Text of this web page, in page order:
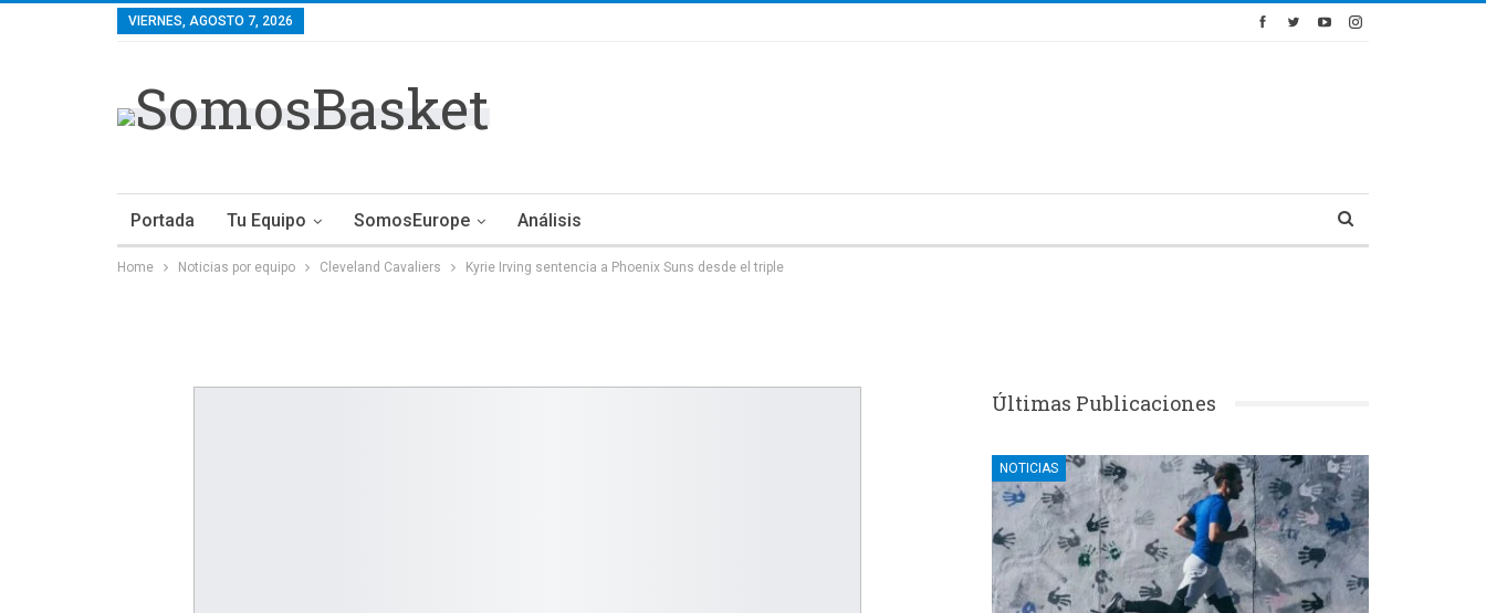
VIERNES, AGOSTO 7, 2026
Portada Tu Equipo SomosEurope Análisis
Home Noticias por equipo Cleveland Cavaliers Kyrie Irving sentencia a Phoenix Suns desde el triple
Últimas Publicaciones
NOTICIAS